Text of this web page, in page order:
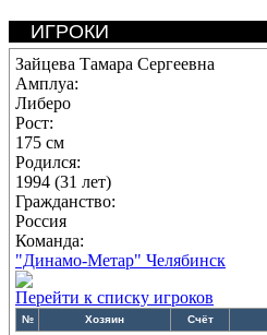
ИГРОКИ
Зайцева Тамара Сергеевна
Амплуа:
Либеро
Рост:
175 см
Родился:
1994 (31 лет)
Гражданство:
Россия
Команда:
"Динамо-Метар" Челябинск
Перейти к списку игроков
№ Хозяин Счёт